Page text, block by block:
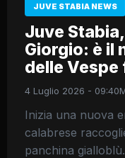
JUVE STABIA NEWS
Juve
Giorgio: è il
delle Vespe
4 Luglio 2026 - 09:40
Inizia una nuova
calabrese
panchina